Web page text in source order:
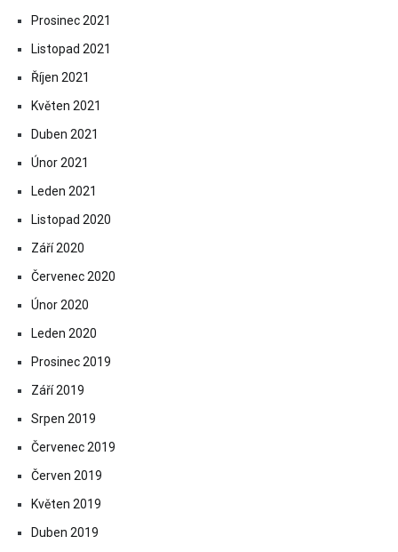
Prosinec 2021
Listopad 2021
Říjen 2021
Květen 2021
Duben 2021
Únor 2021
Leden 2021
Listopad 2020
Září 2020
Červenec 2020
Únor 2020
Leden 2020
Prosinec 2019
Září 2019
Srpen 2019
Červenec 2019
Červen 2019
Květen 2019
Duben 2019